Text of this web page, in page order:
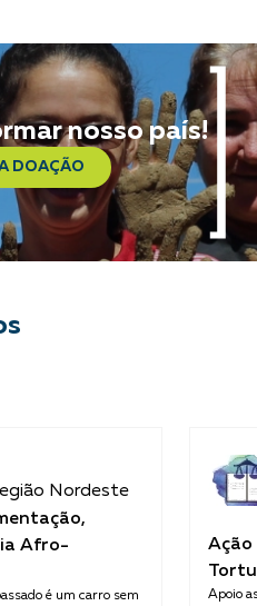
nosso país!
DOAÇÃO
Nordeste
Afro-
é um carro sem
Ação
Apoio